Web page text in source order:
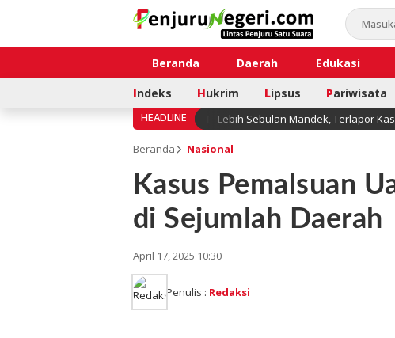
Beranda Daerah Edukasi
Indeks Hukrim Lipsus Pariwisata
HEADLINE Lebih Sebulan Mandek, Terlapor
Beranda Nasional
Kasus Pemalsuan
di Sejumlah Daerah
April 17, 2025 10:30
Penulis : Redaksi